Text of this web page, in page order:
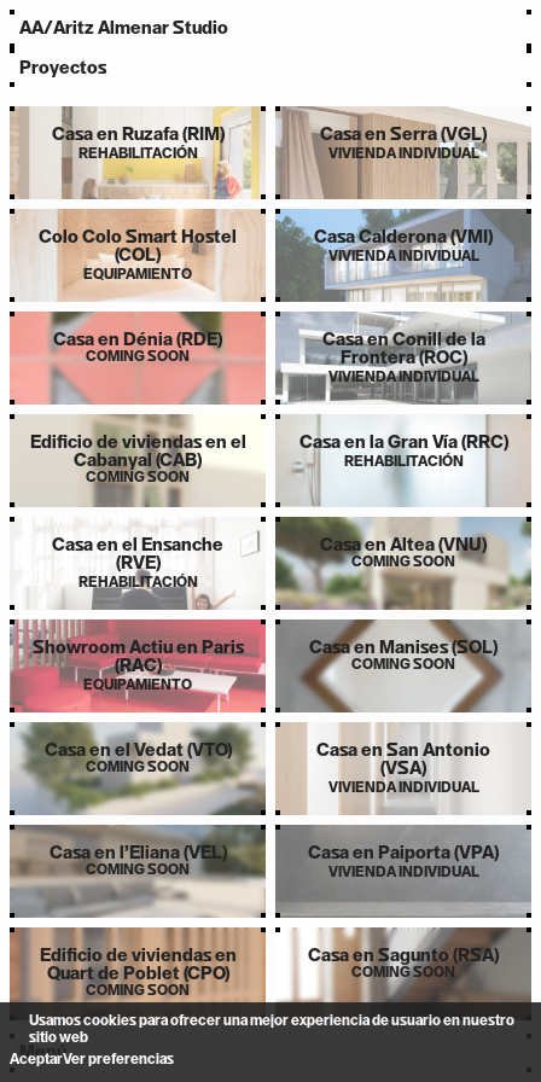
Usamos cookies para ofrecer una mejor experiencia de usuario en nuestro
sitio web
AceptarVer preferencias
AA/Aritz Almenar Studio
Proyectos
Casa en Ruzafa (RIM)
REHABILITACIÓN
Casa en Serra (VGL)
VIVIENDA INDIVIDUAL
Colo Colo Smart Hostel
(COL)
EQUIPAMIENTO
Casa Calderona (VMI)
VIVIENDA INDIVIDUAL
Casa en Dénia (RDE)
COMING SOON
Casa en Conill de la
Frontera (ROC)
VIVIENDA INDIVIDUAL
Edificio de viviendas en el
Cabanyal (CAB)
COMING SOON
Casa en la Gran Vía (RRC)
REHABILITACIÓN
Casa en el Ensanche
(RVE)
REHABILITACIÓN
Casa en Altea (VNU)
COMING SOON
Showroom Actiu en Paris
(RAC)
EQUIPAMIENTO
Casa en Manises (SOL)
COMING SOON
Casa en el Vedat (VTO)
COMING SOON
Casa en San Antonio
(VSA)
VIVIENDA INDIVIDUAL
Casa en l’Eliana (VEL)
COMING SOON
Casa en Paiporta (VPA)
VIVIENDA INDIVIDUAL
Edificio de viviendas en
Quart de Poblet (CPO)
COMING SOON
Casa en Sagunto (RSA)
COMING SOON
Menú